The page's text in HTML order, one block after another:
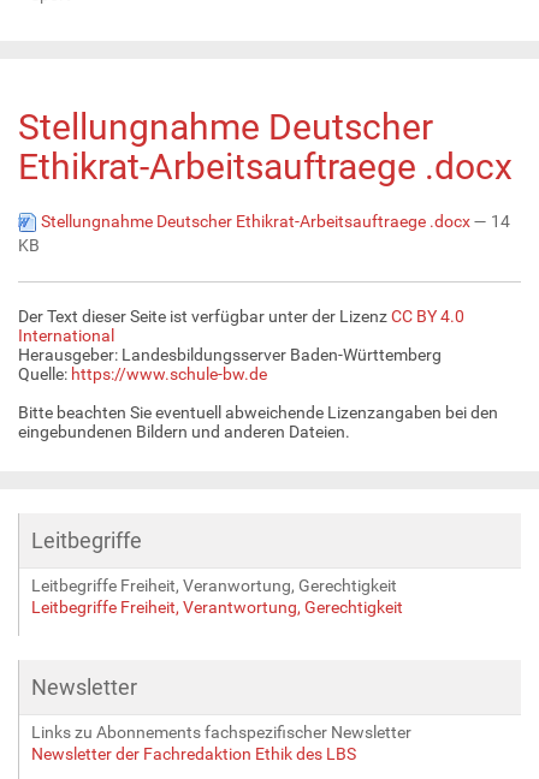
Stellungnahme Deutscher
Ethikrat-Arbeitsauftraege .docx
Stellungnahme Deutscher Ethikrat-Arbeitsauftraege .docx— 14
KB
Der Text dieser Seite ist verfügbar unter der LizenzCC BY 4.0
International
Herausgeber: Landesbildungsserver Baden-Württemberg
Quelle: https://www.schule-bw.de
Bitte beachten Sie eventuell abweichende Lizenzangaben bei den
eingebundenen Bildern und anderen Dateien.
Leitbegriffe
Leitbegriffe Freiheit, Veranwortung, Gerechtigkeit
Leitbegriffe Freiheit, Verantwortung, Gerechtigkeit
Newsletter
Links zu Abonnements fachspezifischer Newsletter
Newsletter der Fachredaktion Ethik des LBS